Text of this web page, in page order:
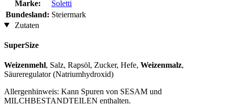
Marke:
Soletti
Bundesland: Steiermark
Zutaten
SuperSize
Weizenmehl, Salz, Rapsöl, Zucker, Hefe, Weizenmalz,
Säureregulator (Natriumhydroxid)
Allergenhinweis: Kann Spuren von SESAM und
MILCHBESTANDTEILEN enthalten.